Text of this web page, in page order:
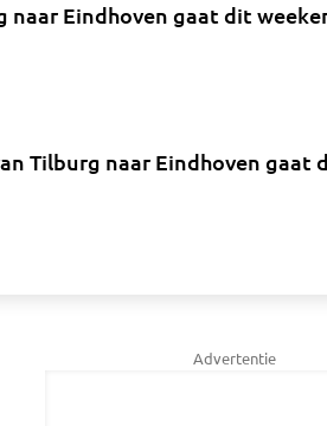
naar Eindhoven gaat dit
Tilburg naar Eindhoven gaat
Advertentie